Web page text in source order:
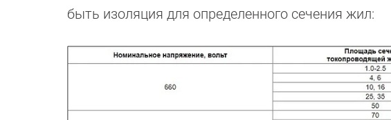
быть изоляция для определенного сечения жил: